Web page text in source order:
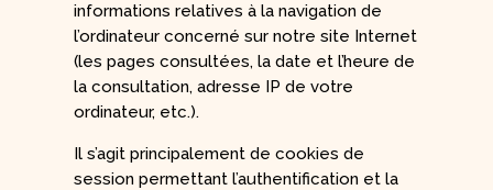
informations relatives à la navigation de
l’ordinateur concerné sur notre site Internet
(les pages consultées, la date et l’heure de
la consultation, adresse IP de votre
ordinateur, etc.).
Il s’agit principalement de cookies de
session permettant l’authentification et la